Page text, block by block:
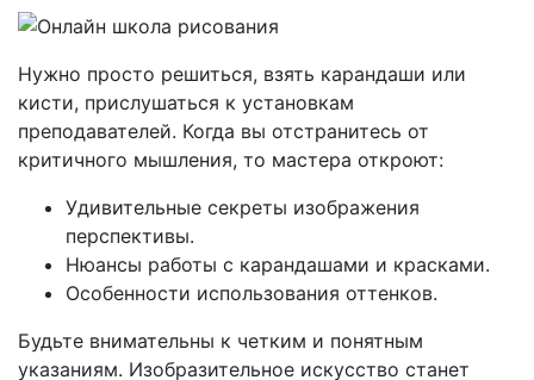
Нужно просто решиться, взять карандаши или
кисти, прислушаться к установкам
преподавателей. Когда вы отстранитесь от
критичного мышления, то мастера откроют:
Удивительные секреты изображения
перспективы.
Нюансы работы с карандашами и красками.
Особенности использования оттенков.
Будьте внимательны к четким и понятным
указаниям. Изобразительное искусство станет